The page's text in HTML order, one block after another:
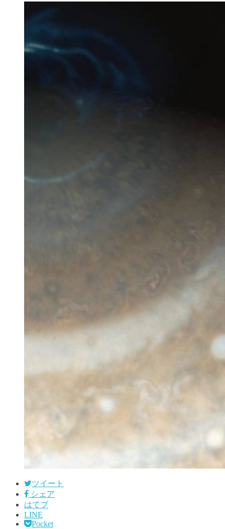
ツイート
シェア
はてブ
LINE
Pocket